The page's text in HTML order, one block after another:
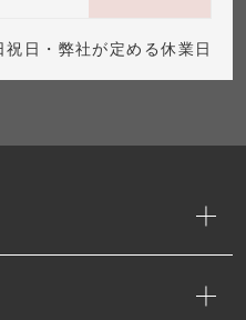
祝日・弊社が定める休業日